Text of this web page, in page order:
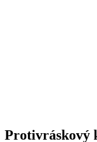
Protivráskový